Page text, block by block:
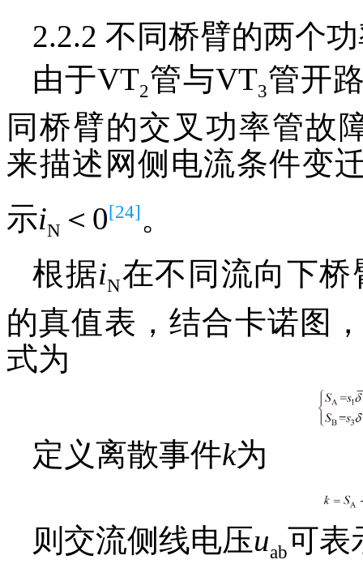
2.2.2 不同桥臂的两个
由于VT2管与VT3管开
同桥臂的交叉功率管故
来描述网侧电流条件变
示iN ＜0[24] 。
根据iN在不同流向下桥
的真值表，结合卡诺图
式为
定义离散事件k为
则交流侧线电压uab可表